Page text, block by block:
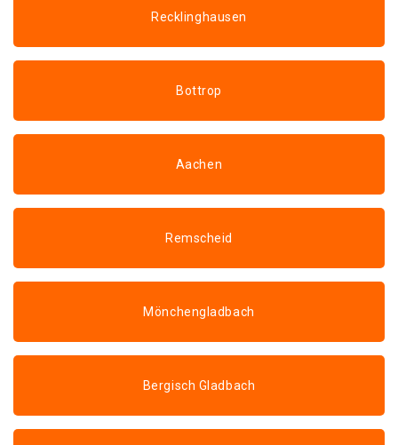
Recklinghausen
Bottrop
Aachen
Remscheid
Mönchengladbach
Bergisch Gladbach